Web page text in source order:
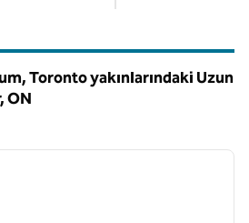
Toronto yakınlarındaki Uzun
ON